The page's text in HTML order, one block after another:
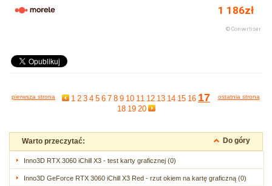
pierwsza strona 1 2 3 4 5 6 7 8 9 10 11 12 13 14 15 16 17
18 19 20
ostatnia strona
Warto przeczytać: Do góry
Inno3D RTX 3060 iChill X3 - test karty graficznej (0)
Inno3D GeForce RTX 3060 iChill X3 Red - rzut okiem na kartę graficzną (0)